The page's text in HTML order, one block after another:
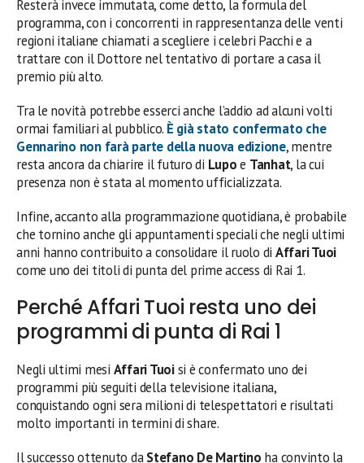
Resterà invece immutata, come detto, la formula del
programma, con i concorrenti in rappresentanza delle venti
regioni italiane chiamati a scegliere i celebri Pacchi e a
trattare con il Dottore nel tentativo di portare a casa il
premio più alto.
Tra le novità potrebbe esserci anche l’addio ad alcuni volti
ormai familiari al pubblico. È già stato confermato che
Gennarino non farà parte della nuova edizione, mentre
resta ancora da chiarire il futuro di Lupoe Tanhat, la cui
presenza non è stata al momento ufficializzata.
Infine, accanto alla programmazione quotidiana, è probabile
che tornino anche gli appuntamenti speciali che negli ultimi
anni hanno contribuito a consolidare il ruolo di Affari Tuoi
come uno dei titoli di punta del prime access di Rai 1.
Perché Affari Tuoi resta uno dei
programmi di punta di Rai 1
Negli ultimi mesi Affari Tuoisi è confermato uno dei
programmi più seguiti della televisione italiana,
conquistando ogni sera milioni di telespettatori e risultati
molto importanti in termini di share.
Il successo ottenuto daStefano De Martino ha convinto la